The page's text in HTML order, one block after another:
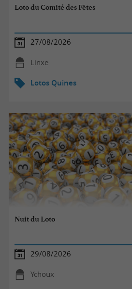
Loto du Comité des Fêtes
27/08/2026
Linxe
Lotos Quines
Nuit du Loto
29/08/2026
Ychoux